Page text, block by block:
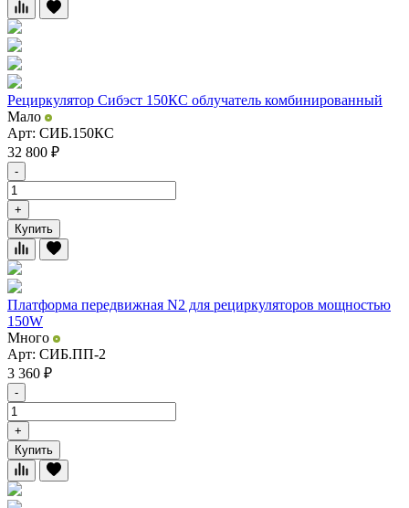
Рециркулятор Сибэст 150КС облучатель комбинированный
Мало
Арт: СИБ.150КС
32 800 ₽
-
+
Купить
Платформа передвижная N2 для рециркуляторов мощностью
150W
Много
Арт: СИБ.ПП-2
3 360 ₽
-
+
Купить